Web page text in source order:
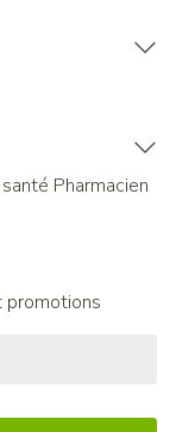
Pharmacien
promotions